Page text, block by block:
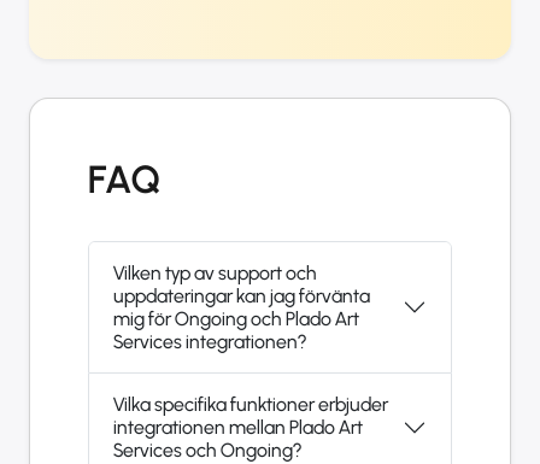
FAQ
Vilken typ av support och
uppdateringar kan jag förvänta
mig för Ongoing och Plado Art
Services integrationen?
Vilka specifika funktioner erbjuder
integrationen mellan Plado Art
Services och Ongoing?